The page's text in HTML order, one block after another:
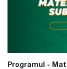
Programul -